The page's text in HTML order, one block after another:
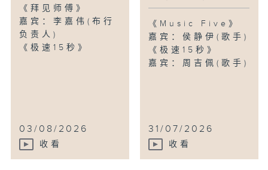
《拜见师傅》
嘉宾：李嘉伟(布行
负责人)
《极速15秒》
03/08/2026
收看
《Music Five》
嘉宾：侯静伊(歌手)
《极速15秒》
嘉宾：周吉佩(歌手)
31/07/2026
收看